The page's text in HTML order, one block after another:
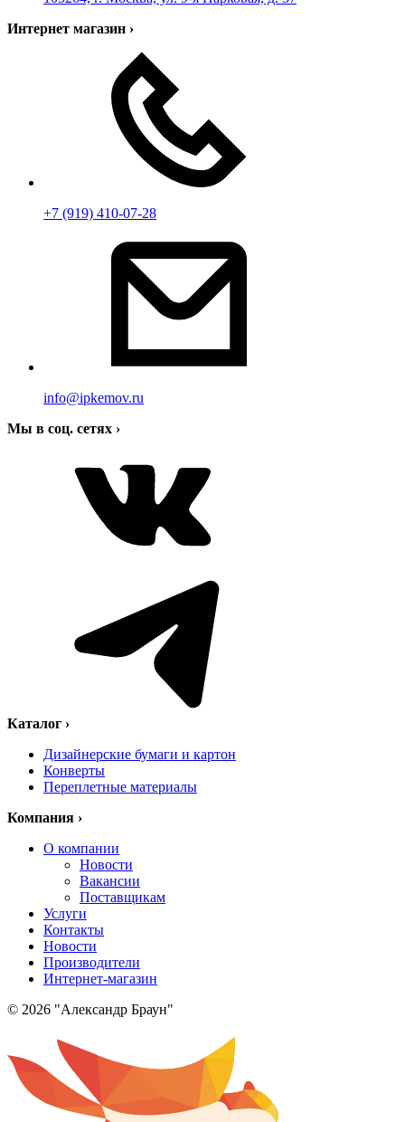
Интернет магазин ›
+7 (919) 410-07-28
info@ipkemov.ru
Мы в соц. сетях ›
Каталог ›
Дизайнерские бумаги и картон
Конверты
Переплетные материалы
Компания ›
О компании
Новости
Вакансии
Поставщикам
Услуги
Контакты
Новости
Производители
Интернет-магазин
© 2026 "Александр Браун"